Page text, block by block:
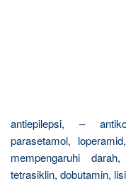
antiepilepsi, –
parasetamol,
mempengaruhi
tetrasiklin, dobutamin,